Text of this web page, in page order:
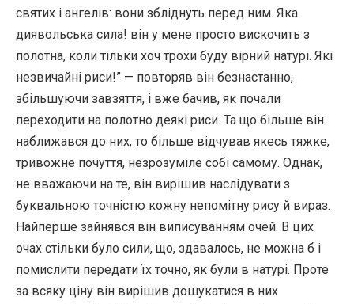
святих і ангелів: вони збліднуть перед ним. Яка
диявольська сила! він у мене просто вискочить з
полотна, коли тільки хоч трохи буду вірний натурі. Які
незвичайні риси!” — повторяв він безнастанно,
збільшуючи завзяття, і вже бачив, як почали
переходити на полотно деякі риси. Та що більше він
наближався до них, то більше відчував якесь тяжке,
тривожне почуття, незрозуміле собі самому. Однак,
не вважаючи на те, він вирішив наслідувати з
буквальною точністю кожну непомітну рису й вираз.
Найперше зайнявся він виписуванням очей. В цих
очах стільки було сили, що, здавалось, не можна б і
помислити передати їх точно, як були в натурі. Проте
за всяку ціну він вирішив дошукатися в них